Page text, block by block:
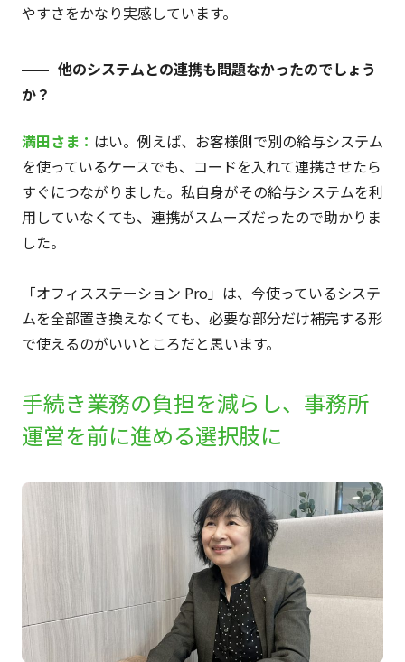
やすさをかなり実感しています。
他のシステムとの連携も問題なかったのでしょう
か？
満田さま： はい。例えば、お客様側で別の給与システム
を使っているケースでも、コードを入れて連携させたら
すぐにつながりました。私自身がその給与システムを利
用していなくても、連携がスムーズだったので助かりま
した。
「オフィスステーション Pro」は、今使っているシステ
ムを全部置き換えなくても、必要な部分だけ補完する形
で使えるのがいいところだと思います。
手続き業務の負担を減らし、事務所
運営を前に進める選択肢に